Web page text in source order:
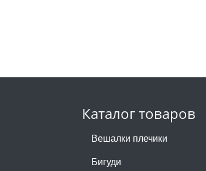
Каталог товаров
Вешалки плечики
Бигуди